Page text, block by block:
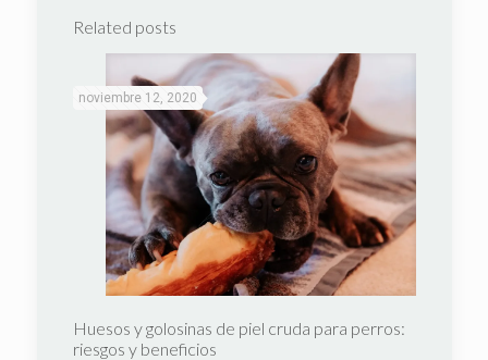
Related posts
noviembre 12, 2020
Huesos y golosinas de piel cruda para perros:
riesgos y beneficios